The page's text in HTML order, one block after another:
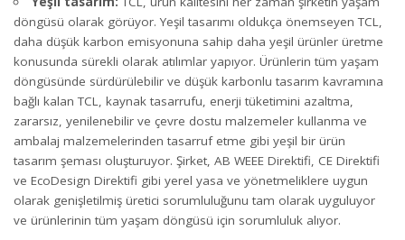
döngüsü olarak görüyor. Yeşil tasarımı oldukça önemseyen TCL,
daha düşük karbon emisyonuna sahip daha yeşil ürünler üretme
konusunda sürekli olarak atılımlar yapıyor. Ürünlerin tüm yaşam
döngüsünde sürdürülebilir ve düşük karbonlu tasarım kavramına
bağlı kalan TCL, kaynak tasarrufu, enerji tüketimini azaltma,
zararsız, yenilenebilir ve çevre dostu malzemeler kullanma ve
ambalaj malzemelerinden tasarruf etme gibi yeşil bir ürün
tasarım şeması oluşturuyor. Şirket, AB WEEE Direktifi, CE Direktifi
ve EcoDesign Direktifi gibi yerel yasa ve yönetmeliklere uygun
olarak genişletilmiş üretici sorumluluğunu tam olarak uyguluyor
ve ürünlerinin tüm yaşam döngüsü için sorumluluk alıyor.